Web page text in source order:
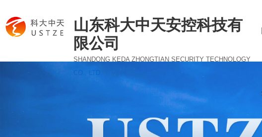
山东科大中天安控科技有
限公司
SHANDONG KEDA ZHONGTIAN SECURITY TECHNOLOGY
CO., LTD.